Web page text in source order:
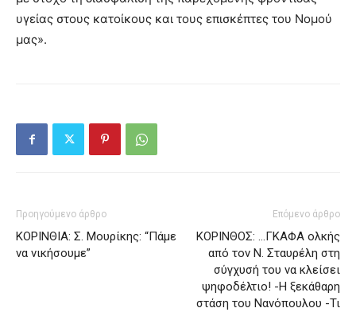
υγείας στους κατοίκους και τους επισκέπτες του Νομού
μας».
Προηγούμενο άρθρο
ΚΟΡΙΝΘΙΑ: Σ. Μουρίκης: “Πάμε
να νικήσουμε”
Επόμενο άρθρο
ΚΟΡΙΝΘΟΣ: …ΓΚΑΦΑ ολκής
από τον Ν. Σταυρέλη στη
σύγχυσή του να κλείσει
ψηφοδέλτιο! -Η ξεκάθαρη
στάση του Νανόπουλου -Τι